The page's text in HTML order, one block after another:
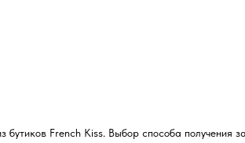
French Kiss. Выбор способа получения